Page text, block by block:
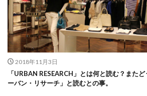
2018年11月3日
「URBAN RESEARCH」とは何と読む？また
ーバン・リサーチ」と読むとの事。